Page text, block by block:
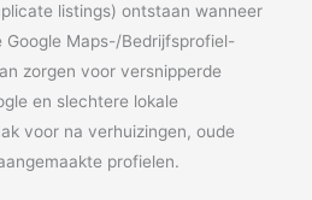
listings) ontstaan wanneer
Maps-/Bedrijfsprofiel-
zorgen voor versnipperde
en slechtere lokale
voor na verhuizingen, oude
profielen.